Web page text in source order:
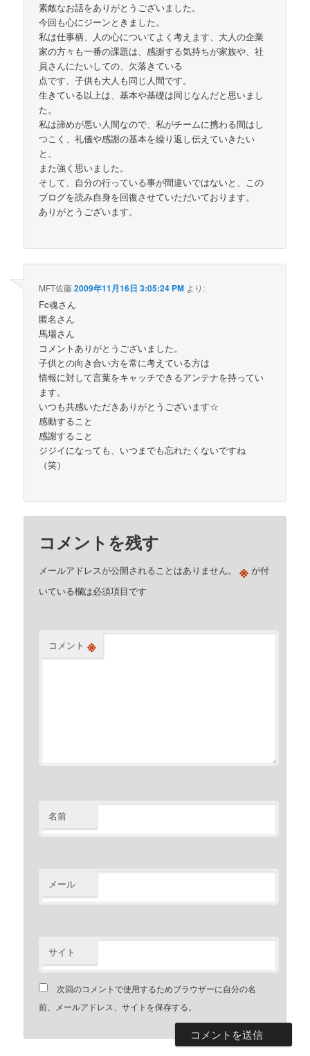
素敵なお話をありがとうございました。
今回も心にジーンときました。
私は仕事柄、人の心についてよく考えます、大人の企業
家の方々も一番の課題は、感謝する気持ちが家族や、社
員さんにたいしての、欠落きている
点です、子供も大人も同じ人間です。
生きている以上は、基本や基礎は同じなんだと思いまし
た。
私は諦めが悪い人間なので、私がチームに携わる間はし
つこく、礼儀や感謝の基本を繰り返し伝えていきたい
と、
また強く思いました。
そして、自分の行っている事が間違いではないと、この
ブログを読み自身を回復させていただいております。
ありがとうございます。
MFT佐藤2009年11月16日 3:05:24 PM より:
Fc魂さん
匿名さん
馬場さん
コメントありがとうございました。
子供との向き合い方を常に考えている方は
情報に対して言葉をキャッチできるアンテナを持ってい
ます。
いつも共感いただきありがとうございます☆
感動すること
感謝すること
ジジイになっても、いつまでも忘れたくないですね
（笑）
コメントを残す
メールアドレスが公開されることはありません。 ※ が付
いている欄は必須項目です
コメント ※
名前
メール
サイト
次回のコメントで使用するためブラウザーに自分の名
前、メールアドレス、サイトを保存する。